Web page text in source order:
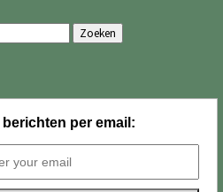
Zoeken
per email: